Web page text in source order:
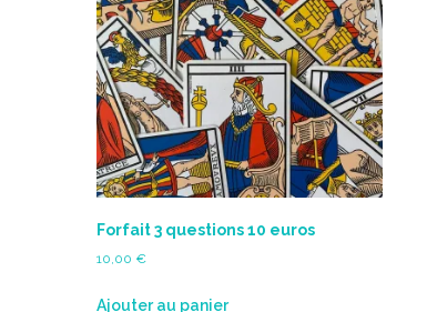
Forfait 3 questions 10 euros
10,00 €
Ajouter au panier